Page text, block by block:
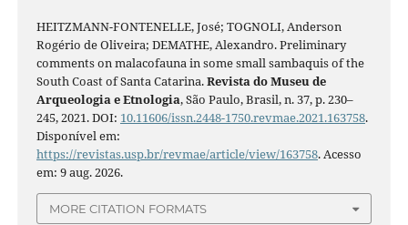
HEITZMANN-FONTENELLE, José; TOGNOLI, Anderson
Rogério de Oliveira; DEMATHE, Alexandro. Preliminary
comments on malacofauna in some small sambaquis of the
South Coast of Santa Catarina.Revista do Museu de
Arqueologia e Etnologia, São Paulo, Brasil, n. 37, p. 230–
245, 2021. DOI: 10.11606/issn.2448-1750.revmae.2021.163758.
Disponível em:
https://revistas.usp.br/revmae/article/view/163758. Acesso
em: 9 aug. 2026.
MORE CITATION FORMATS